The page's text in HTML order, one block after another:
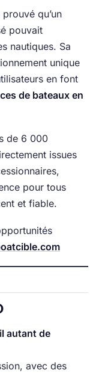
qu’un
pouvait
nautiques. Sa
unique
en font
de bateaux en
de 6 000
issues
pour tous
et fiable.
autant de
avec des